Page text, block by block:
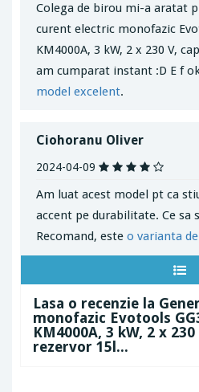
Colega de birou mi-a aratat
curent electric monofazic
KM4000A, 3 kW, 2 x 230 V,
am cumparat instant :D E f
model excelent.
Ciohoranu Oliver
2024-04-09
Am luat acest model pt ca
accent pe durabilitate. Ce
Recomand, este o varianta
Lasa o recenzie la
monofazic Evotools
KM4000A, 3 kW, 2 x
rezervor 15l...